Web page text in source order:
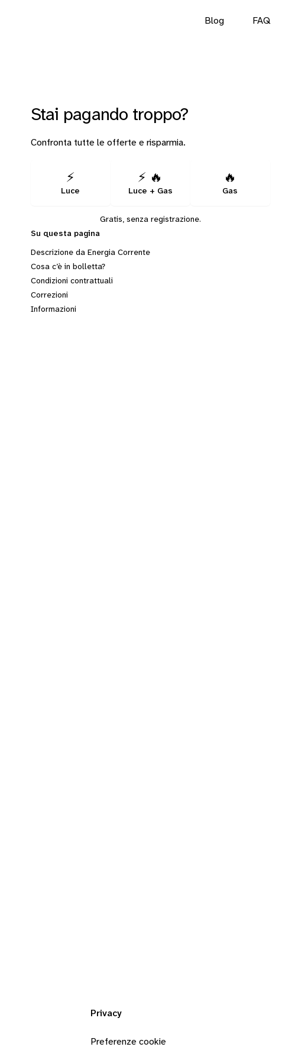
Blog FAQ
Stai pagando troppo?
Confronta tutte le offerte e risparmia.
⚡
Luce
⚡ 🔥
Luce + Gas
🔥
Gas
Gratis, senza registrazione.
Su questa pagina
Descrizione da Energia Corrente
Cosa c’è in bolletta?
Condizioni contrattuali
Correzioni
Informazioni
Privacy
Preferenze cookie